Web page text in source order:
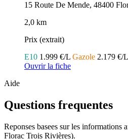
15 Route De Mende, 48400
2,0 km
Prix (extrait)
E10 1.999 €/L Gazole 2.179 €/L
Ouvrir la fiche
Aide
Questions frequentes
Reponses basees sur les informations
Florac Trois Rivières).